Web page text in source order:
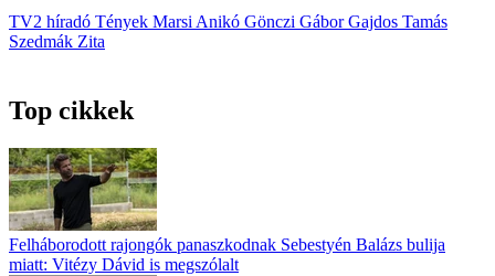
TV2 híradó Tények Marsi Anikó Gönczi GáborGajdos Tamás
Szedmák Zita
Top cikkek
Felháborodott rajongók panaszkodnak Sebestyén Balázs bulija
miatt: Vitézy Dávid is megszólalt